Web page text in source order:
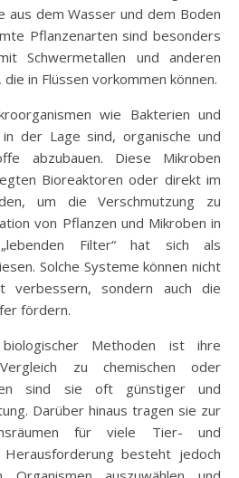
aus dem Wasser und dem Boden
Pflanzenarten sind besonders
Schwermetallen und anderen
die in Flüssen vorkommen können.
wie Bakterien und
der Lage sind, organische und
abzubauen. Diese Mikroben
Bioreaktoren oder direkt im
um die Verschmutzung zu
von Pflanzen und Mikroben in
Filter“ hat sich als
Solche Systeme können nicht
verbessern, sondern auch die
fördern.
Methoden ist ihre
zu chemischen oder
sind sie oft günstiger und
Darüber hinaus tragen sie zur
für viele Tier- und
besteht jedoch